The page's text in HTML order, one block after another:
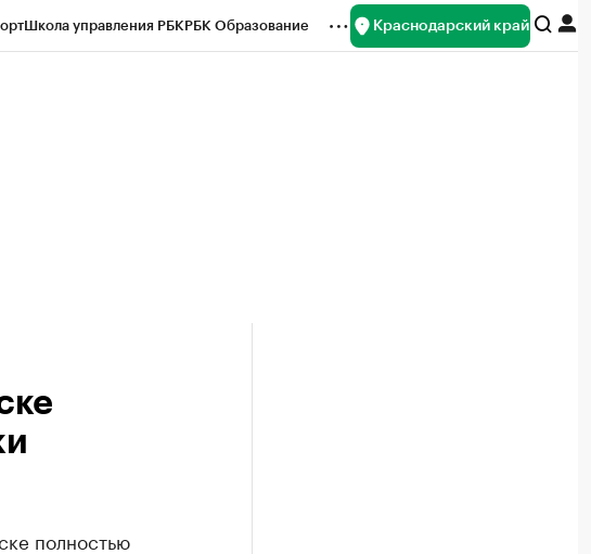
Школа управления РБКРБК Образование Краснодарский край
полностью